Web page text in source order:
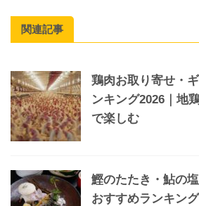
関連記事
鶏肉お取り寄せ・
ンキング2026｜地
で楽しむ
鰹のたたき・鮎の
おすすめランキン